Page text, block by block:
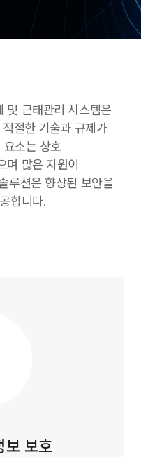
및 근태관리 시스템은
절한 기술과 규제가
요소는 상호
며 많은 자원이
루션은 향상된 보안을
합니다.
보 보호